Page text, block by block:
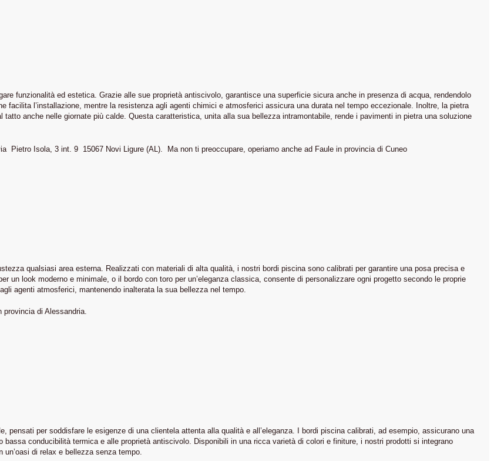
funzionalità ed estetica. Grazie alle sue proprietà antiscivolo, garantisce una superficie sicura anche in presenza di acqua, rendendolo
l’installazione, mentre la resistenza agli agenti chimici e atmosferici assicura una durata nel tempo eccezionale. Inoltre, la pietra
anche nelle giornate più calde. Questa caratteristica, unita alla sua bellezza intramontabile, rende i pavimenti in pietra una soluzione
Pietro Isola, 3 int. 9 15067 Novi Ligure (AL). Ma non ti preoccupare, operiamo anche ad Faule in provincia di Cuneo
qualsiasi area esterna. Realizzati con materiali di alta qualità, i nostri bordi piscina sono calibrati per garantire una posa precisa e
look moderno e minimale, o il bordo con toro per un’eleganza classica, consente di personalizzare ogni progetto secondo le proprie
agenti atmosferici, mantenendo inalterata la sua bellezza nel tempo.
provincia di Alessandria.
pensati per soddisfare le esigenze di una clientela attenta alla qualità e all’eleganza. I bordi piscina calibrati, ad esempio, assicurano una
conducibilità termica e alle proprietà antiscivolo. Disponibili in una ricca varietà di colori e finiture, i nostri prodotti si integrano
di relax e bellezza senza tempo.
PER INFORMAZIONI
+39 340 198 5412